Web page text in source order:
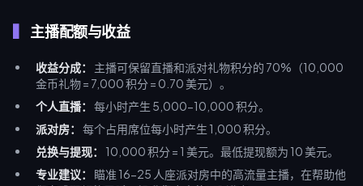
主播配额与收益
收益分成：
主播可保留直播和派对礼物积分的 70%（10,000
金币礼物 = 7,000 积分 = 0.70 美元）。
个人直播：
每小时产生 5,000-10,000 积分。
派对房：
每个占用席位每小时产生 1,000 积分。
兑换与提现：
10,000 积分 = 1 美元。最低提现额为 10 美元。
专业建议：
瞄准 16-25 人座派对房中的高流量主播，在帮助他